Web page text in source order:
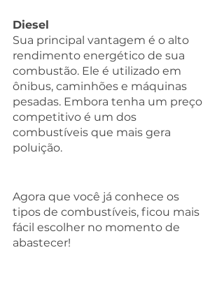
Diesel
Sua principal vantagem é o alto
rendimento energético de sua
combustão. Ele é utilizado em
ônibus, caminhões e máquinas
pesadas. Embora tenha um preço
competitivo é um dos
combustíveis que mais gera
poluição.
Agora que você já conhece os
tipos de combustíveis, ficou mais
fácil escolher no momento de
abastecer!